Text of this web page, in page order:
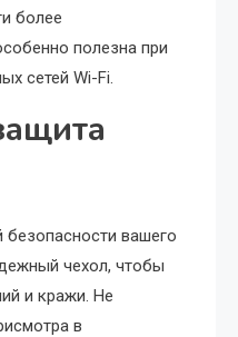
более
полезна при
сетей Wi-Fi.
вашего
чехол, чтобы
и кражи. Не
в